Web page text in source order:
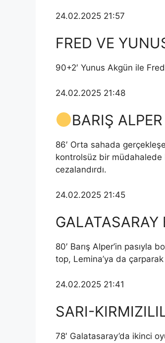
24.02.2025 21:57
FRED VE
90+2′ Yunus Akgün ile
24.02.2025 21:48
BARIŞ
86′ Orta sahada
kontrolsüz bir müdahalede
cezalandırdı.
24.02.2025 21:45
GALATASARAY
80′ Barış Alper’in pasıyla
top, Lemina’ya da çarparak
24.02.2025 21:41
SARI-
78′ Galatasaray’da ikinci